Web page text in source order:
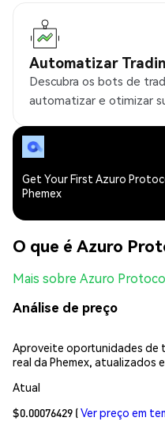
Automatizar
Descubra os bots de
automatizar e otimizar
Get Your First Azuro
Phemex
O que é Azuro
Mais sobre Azuro
Análise de preço
Aproveite oportunidades de
real da Phemex, atualizados
Atual
$0.00076429 (Ver preço em